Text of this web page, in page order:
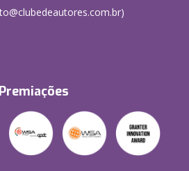
Premiações